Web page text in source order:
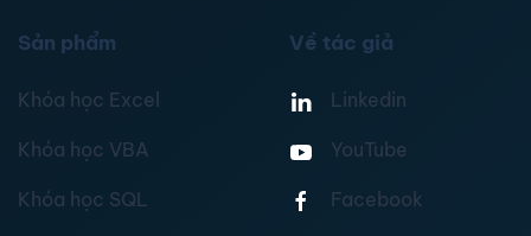
Sản phẩm
Khóa học Excel
Khóa học VBA
Khóa học SQL
Về tác giả
Linkedin
YouTube
Facebook